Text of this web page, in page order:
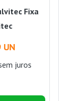
Fixa
UN
juros